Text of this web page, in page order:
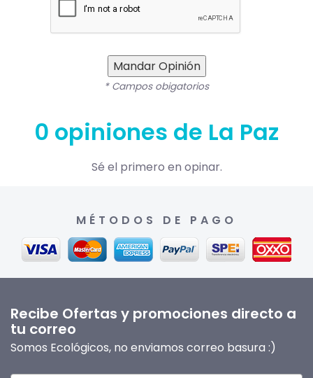
Mandar Opinión
* Campos obigatorios
0 opiniones de La Paz
Sé el primero en opinar.
MÉTODOS DE PAGO
Recibe Ofertas y promociones directo a
tu correo
Somos Ecológicos, no enviamos correo basura :)